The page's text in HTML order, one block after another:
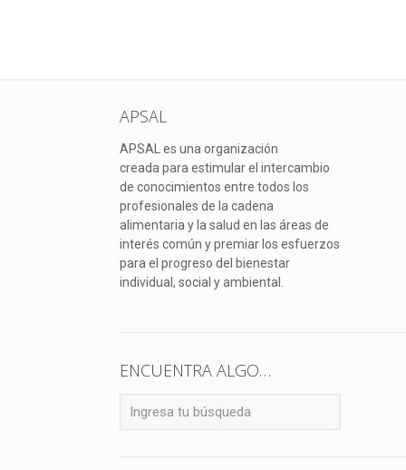
APSAL
APSAL es una organización
creada para estimular el intercambio
de conocimientos entre todos los
profesionales de la cadena
alimentaria y la salud en las áreas de
interés común y premiar los esfuerzos
para el progreso del bienestar
individual, social y ambiental.
ENCUENTRA ALGO…